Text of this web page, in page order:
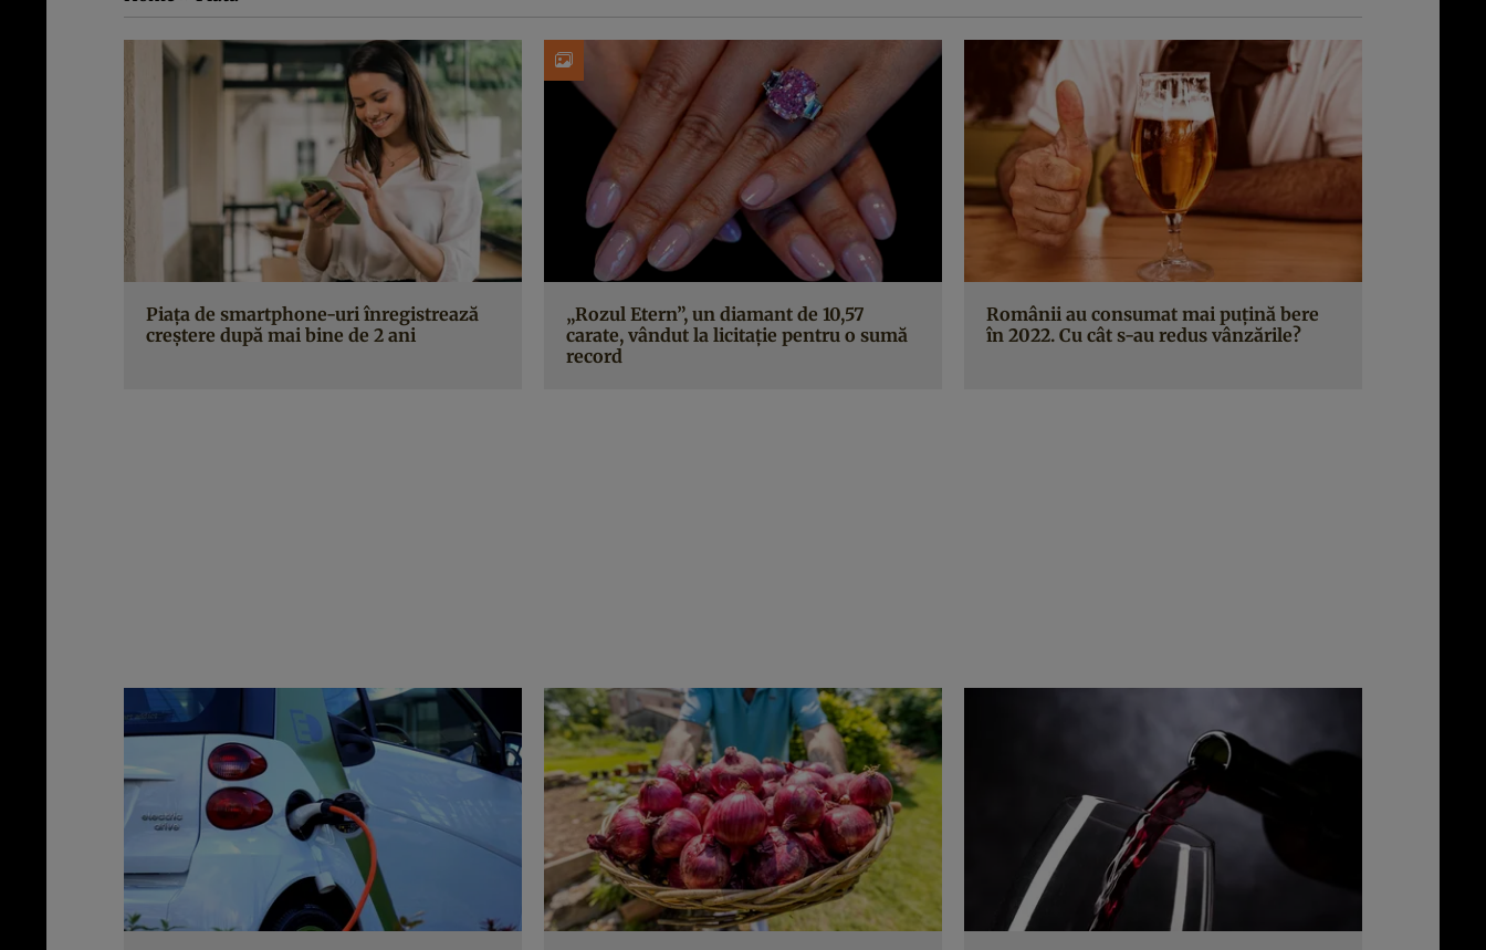
Piața de smartphone-uri înregistrează
creștere după mai bine de 2 ani
„Rozul Etern”, un diamant de 10,57
carate, vândut la licitație pentru o sumă
record
Românii au consumat mai puțină bere
în 2022. Cu cât s-au redus vânzările?